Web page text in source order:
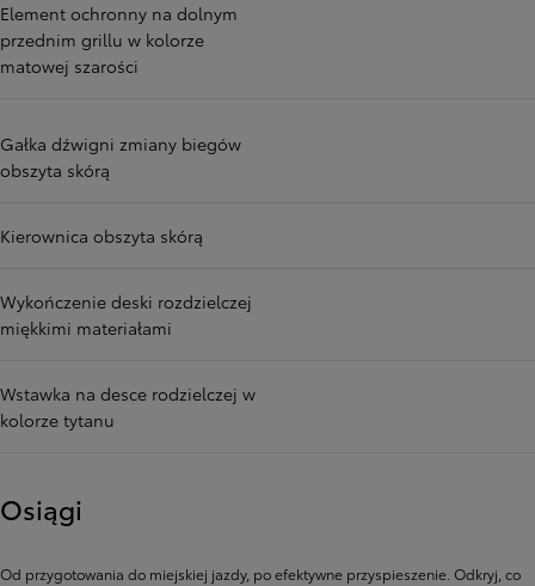
Element ochronny na dolnym
przednim grillu w kolorze
matowej szarości
Gałka dźwigni zmiany biegów
obszyta skórą
Kierownica obszyta skórą
Wykończenie deski rozdzielczej
miękkimi materiałami
Wstawka na desce rodzielczej w
kolorze tytanu
Osiągi
Od przygotowania do miejskiej jazdy, po efektywne przyspieszenie. Odkryj, co